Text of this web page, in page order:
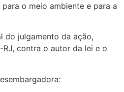
o meio ambiente e para a
do julgamento da ação,
contra o autor da lei e o